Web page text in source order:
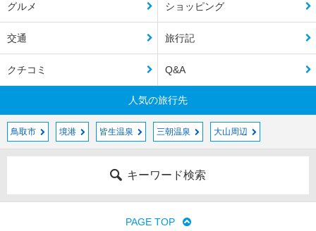
グルメ ショッピング
交通 旅行記
クチコミ Q&A
人気の旅行先
鳥取市 境港 皆生温泉 三朝温泉 大山周辺
キーワード検索
PAGE TOP